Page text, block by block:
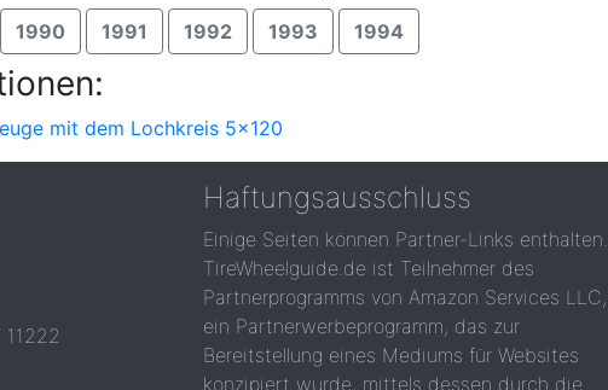
1990 1991 1992 1993 1994
mit dem Lochkreis 5x120
11222
Haftungsausschluss
Einige Seiten können Partner-Links enthalten.
TireWheelguide.de ist Teilnehmer des
Partnerprogramms von Amazon Services LLC,
ein Partnerwerbeprogramm, das zur
Bereitstellung eines Mediums für Websites
konzipiert wurde, mittels dessen durch die